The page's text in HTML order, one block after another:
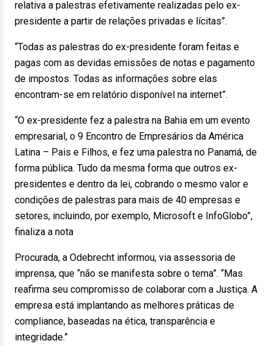
relativa a palestras efetivamente realizadas pelo ex-
presidente a partir de relações privadas e lícitas”.
“Todas as palestras do ex-presidente foram feitas e
pagas com as devidas emissões de notas e pagamento
de impostos. Todas as informações sobre elas
encontram-se em relatório disponível na internet”.
“O ex-presidente fez a palestra na Bahia em um evento
empresarial, o 9 Encontro de Empresários da América
Latina – Pais e Filhos, e fez uma palestra no Panamá, de
forma pública. Tudo da mesma forma que outros ex-
presidentes e dentro da lei, cobrando o mesmo valor e
condições de palestras para mais de 40 empresas e
setores, incluindo, por exemplo, Microsoft e InfoGlobo”,
finaliza a nota
Procurada, a Odebrecht informou, via assessoria de
imprensa, que “não se manifesta sobre o tema”. “Mas
reafirma seu compromisso de colaborar com a Justiça. A
empresa está implantando as melhores práticas de
compliance, baseadas na ética, transparência e
integridade.”